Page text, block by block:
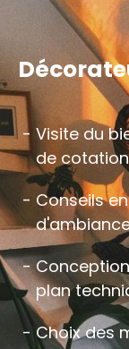
Visite du
de
Conseils
plan
Choix des